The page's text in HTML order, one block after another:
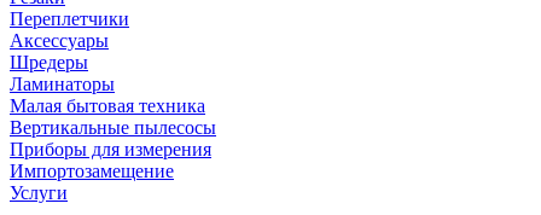
Переплетчики
Аксессуары
Шредеры
Ламинаторы
Малая бытовая техника
Вертикальные пылесосы
Приборы для измерения
Импортозамещение
Услуги